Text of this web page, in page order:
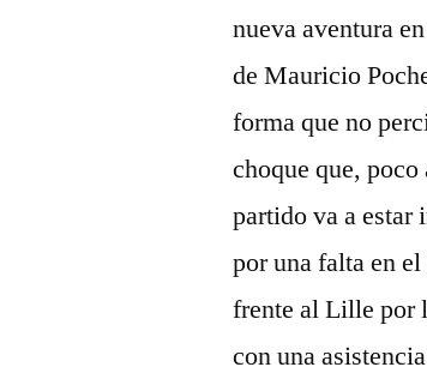
nueva aventura
de Mauricio
forma que no
choque que,
partido va a estar
por una falta en
frente al Lille por
con una